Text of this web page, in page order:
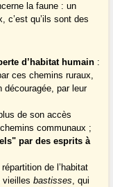
la faune : un
c’est qu’ils sont des
d’habitat humain :
ces chemins ruraux,
découragée, par leur
de son accès
communaux ;
par des esprits à
de l’habitat
vieillesbastisses, qui